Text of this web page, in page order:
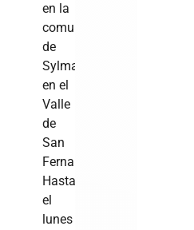
en la
comunidad
de
Sylmar,
en el
Valle
de
San
Fernando.
Hasta
el
lunes